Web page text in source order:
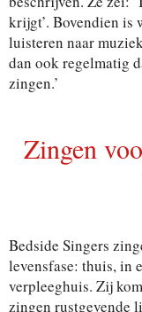
krijgt’. Bovendien is
luisteren naar
dan ook regelmatig
zingen.’
Zingen
Bedside Singers
levensfase: thuis, in
verpleeghuis. Zij
zingen rustgevende